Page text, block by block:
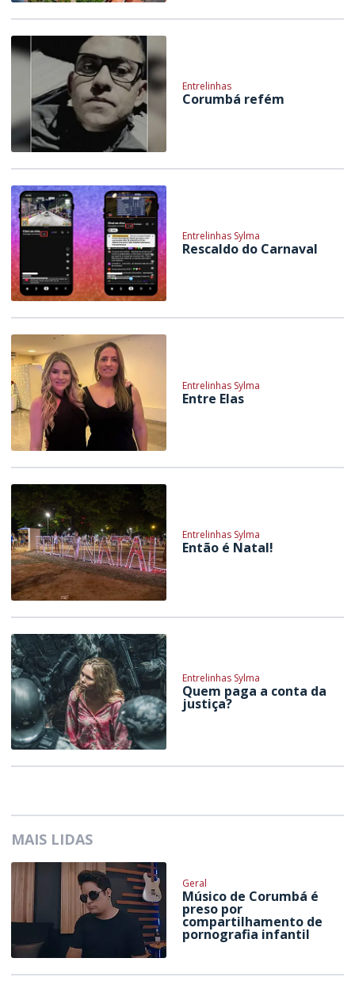
Entrelinhas
Corumbá refém
Entrelinhas Sylma
Rescaldo do Carnaval
Entrelinhas Sylma
Entre Elas
Entrelinhas Sylma
Então é Natal!
Entrelinhas Sylma
Quem paga a conta da
justiça?
MAIS LIDAS
Geral
Músico de Corumbá é
preso por
compartilhamento de
pornografia infantil